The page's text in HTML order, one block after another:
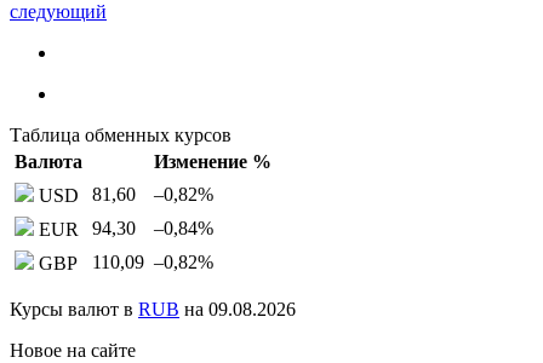
следующий
Таблица обменных курсов
Валюта
Изменение %
USD
81,60 –0,82%
EUR
94,30 –0,84%
GBP
110,09 –0,82%
Курсы валют в RUB на 09.08.2026
Новое на сайте